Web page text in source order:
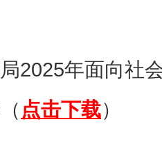
2025年面向社
点击下载）